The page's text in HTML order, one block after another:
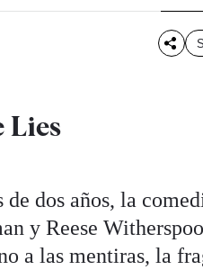
Lies
de dos años, la
y Reese
a las mentiras, la